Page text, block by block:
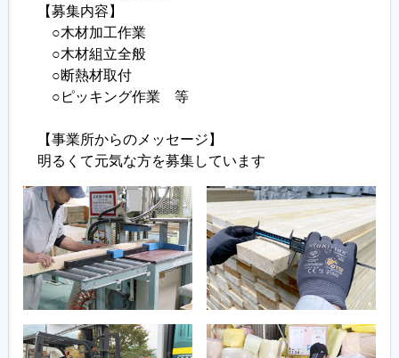
【募集内容】
○木材加工作業
○木材組立全般
○断熱材取付
○ピッキング作業 等
【事業所からのメッセージ】
明るくて元気な方を募集しています